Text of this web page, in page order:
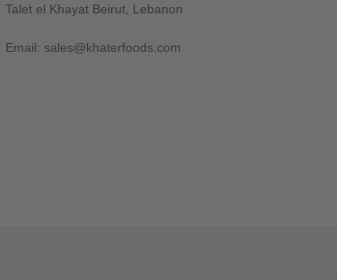
Talet el Khayat Beirut, Lebanon
Email: sales@khaterfoods.com